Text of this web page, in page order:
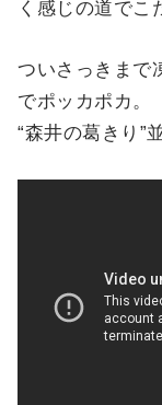
く感じの道でこ
ついさっきまで
でポッカポカ。
“森井の葛きり”